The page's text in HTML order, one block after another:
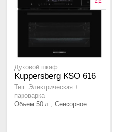
Духовой шкаф
Kuppersberg KSO 616
Тип: Электрическая +
пароварка
Объем 50 л , Сенсорное